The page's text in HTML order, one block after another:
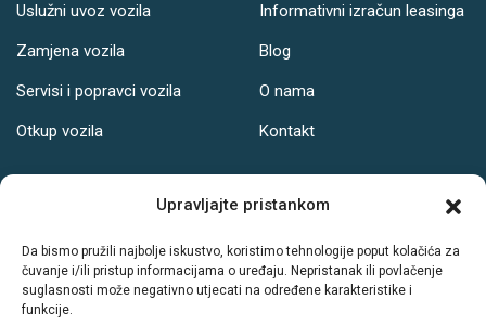
Upravljajte pristankom
Da bismo pružili najbolje iskustvo, koristimo tehnologije poput kolačića za
čuvanje i/ili pristup informacijama o uređaju. Nepristanak ili povlačenje
suglasnosti može negativno utjecati na određene karakteristike i
funkcije.
Uslužni uvoz vozila
Zamjena vozila
Servisi i popravci vozila
Otkup vozila
Informativni izračun leasinga
Blog
O nama
Kontakt
Radno vrijeme:
PON-PET: 08-19h